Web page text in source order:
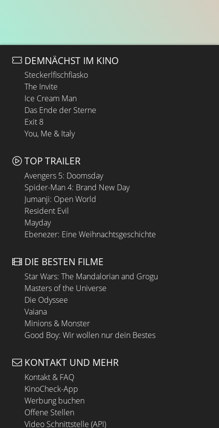
DEMNÄCHST IM KINO
Steckerlfischfiasko
The Invite
Ice Cream Man
Das Ende der Sterne
Exit 8
You, Me & Italy
TOP TRAILER
Avengers 5: Doomsday
Spider-Man 4: Brand New Day
Jumanji: Open World
Resident Evil
Mayday
Ebenezer: Eine Weihnachtsgeschichte
DIE BESTEN FILME
Star Wars: The Mandalorian and Grogu
Masters of the Universe
Die Odyssee
Vaiana
Minions & Monster
Good Boy: Wir wollen nur dein Bestes
KONTAKT UND MEHR
Kontakt & FAQ
KinoCheck-App
Werbung buchen
Offene Stellen
Video Schnittstelle (API)